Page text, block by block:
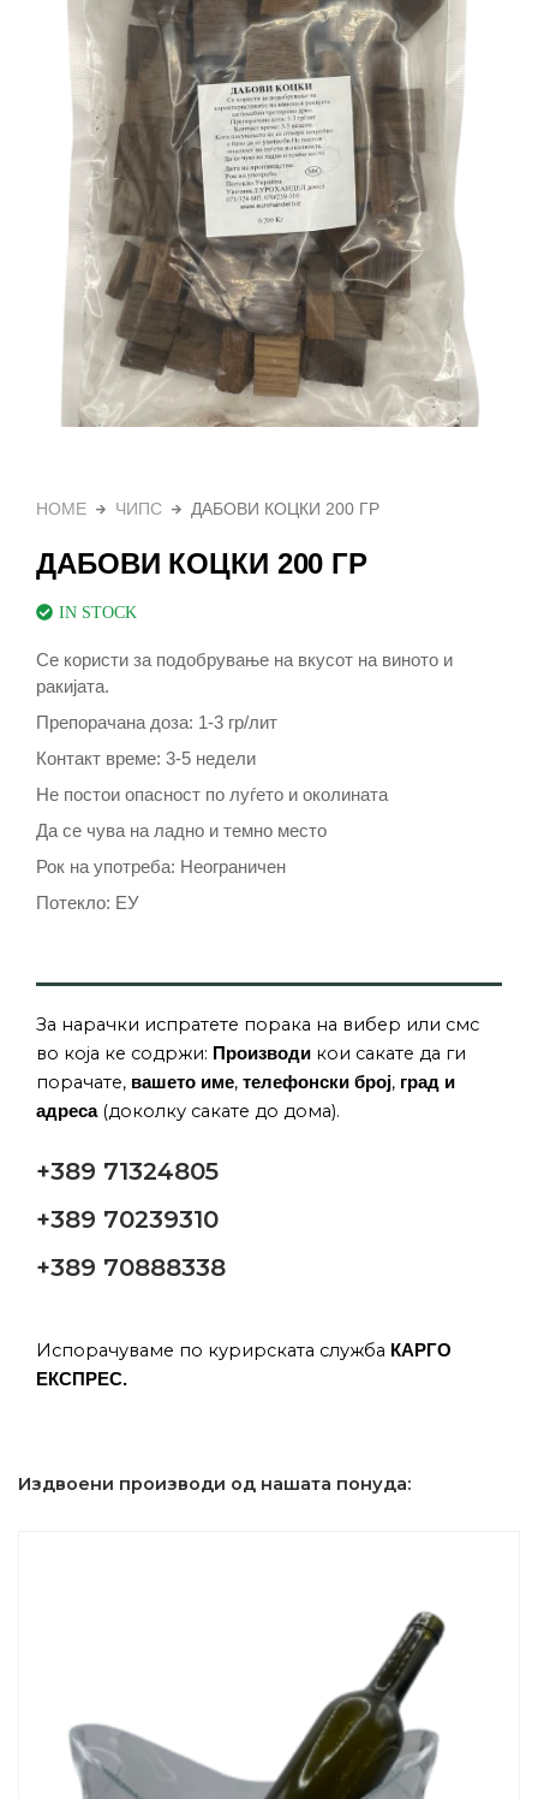
HOME ЧИПС ДАБОВИ КОЦКИ 200 ГР
ДАБОВИ КОЦКИ 200 ГР
IN STOCK
Се користи за подобрување на вкусот на виното и
ракијата.
Препорачана доза: 1-3 гр/лит
Контакт време: 3-5 недели
Не постои опасност по луѓето и околината
Да се чува на ладно и темно место
Рок на употреба: Неограничен
Потекло: ЕУ
За нарачки испратете порака на вибер или смс
во која ке содржи: Производи кои сакате да ги
порачате, вашето име, телефонски број, град и
адреса(доколку сакате до дома).
+389 71324805
+389 70239310
+389 70888338
Испорачуваме по курирската служба КАРГО
ЕКСПРЕС.
Издвоени производи од нашата понуда: